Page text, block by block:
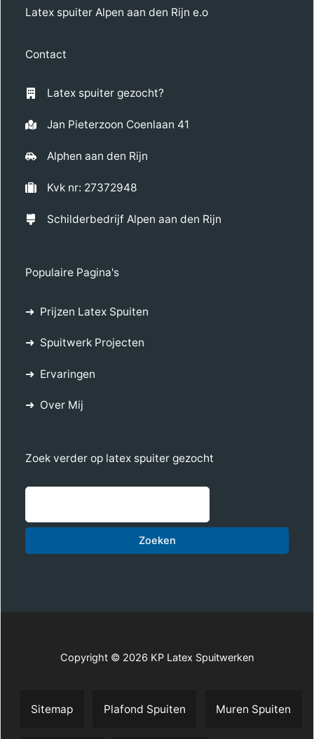
Latex spuiter Alpen aan den Rijn e.o
Contact
Latex spuiter gezocht?
Jan Pieterzoon Coenlaan 41
Alphen aan den Rijn
Kvk nr: 27372948
Schilderbedrijf Alpen aan den Rijn
Populaire Pagina's
Prijzen Latex Spuiten
Spuitwerk Projecten
Ervaringen
Over Mij
Zoek verder op latex spuiter gezocht
Zoeken
Copyright © 2026 KP Latex Spuitwerken
Sitemap Plafond Spuiten Muren Spuiten